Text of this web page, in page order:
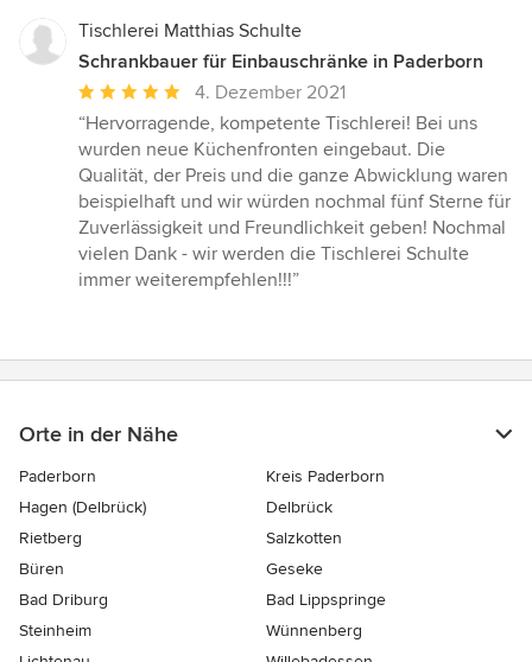
Tischlerei Matthias Schulte
Schrankbauer für Einbauschränke in Paderborn
Durchschnittliche
Bewertung:
5
von
5
Sternen
4. Dezember 2021
“Hervorragende, kompetente Tischlerei! Bei uns
wurden neue Küchenfronten eingebaut. Die
Qualität, der Preis und die ganze Abwicklung waren
beispielhaft und wir würden nochmal fünf Sterne für
Zuverlässigkeit und Freundlichkeit geben! Nochmal
vielen Dank - wir werden die Tischlerei Schulte
immer weiterempfehlen!!!”
Orte in der Nähe
Paderborn
Kreis Paderborn
Hagen (Delbrück)
Delbrück
Rietberg
Salzkotten
Büren
Geseke
Bad Driburg
Bad Lippspringe
Steinheim
Wünnenberg